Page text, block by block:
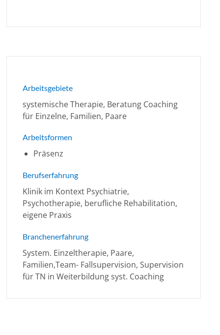
Arbeitsgebiete
systemische Therapie, Beratung Coaching
für Einzelne, Familien, Paare
Arbeitsformen
Präsenz
Berufserfahrung
Klinik im Kontext Psychiatrie,
Psychotherapie, berufliche Rehabilitation,
eigene Praxis
Branchenerfahrung
System. Einzeltherapie, Paare,
Familien,Team- Fallsupervision, Supervision
für TN in Weiterbildung syst. Coaching